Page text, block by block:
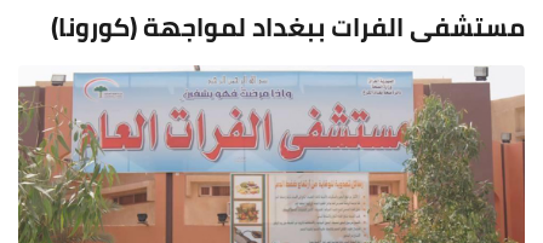
مستشفى الفرات ببغداد لمواجهة (كورونا)